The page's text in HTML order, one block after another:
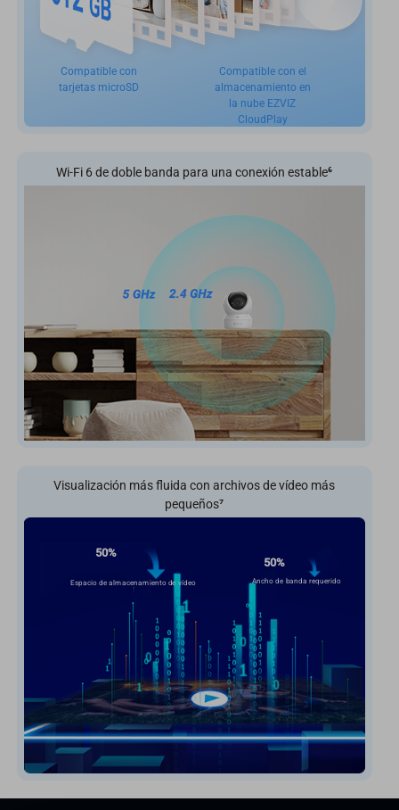
Compatible con
tarjetas microSD
Compatible con el
almacenamiento en
la nube EZVIZ
CloudPlay
Wi-Fi 6 de doble banda para una conexión estable⁶
Visualización más fluida con archivos de vídeo más
pequeños⁷
50%
Espacio de almacenamiento de vídeo
50%
Ancho de banda requerido